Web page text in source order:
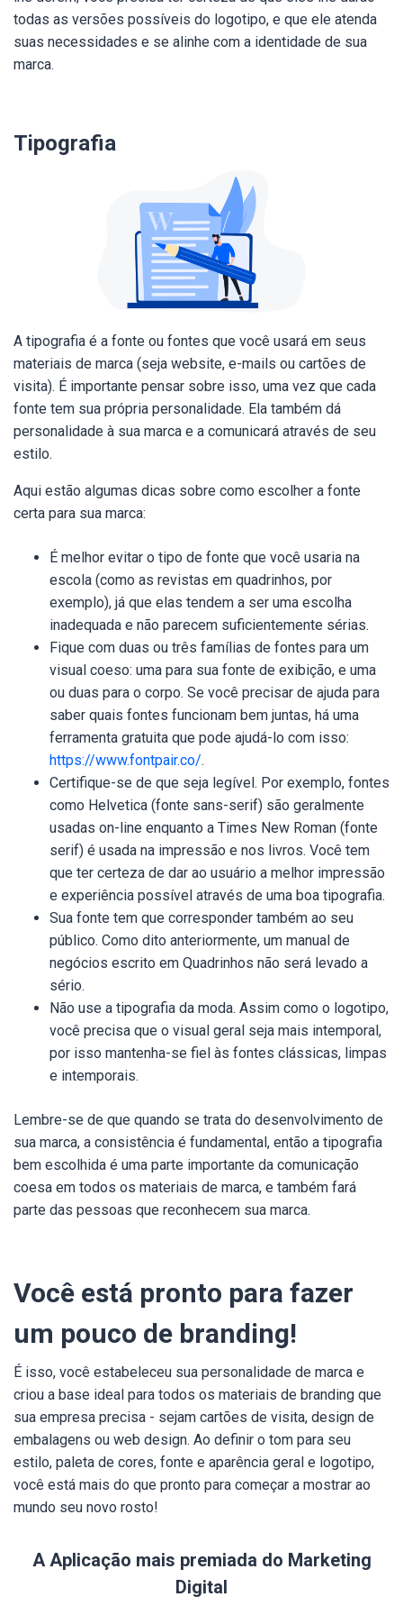
todas as versões possíveis do logotipo, e que ele atenda
suas necessidades e se alinhe com a identidade de sua
marca.
Tipografia
A tipografia é a fonte ou fontes que você usará em seus
materiais de marca (seja website, e-mails ou cartões de
visita). É importante pensar sobre isso, uma vez que cada
fonte tem sua própria personalidade. Ela também dá
personalidade à sua marca e a comunicará através de seu
estilo.
Aqui estão algumas dicas sobre como escolher a fonte
certa para sua marca:
É melhor evitar o tipo de fonte que você usaria na
escola (como as revistas em quadrinhos, por
exemplo), já que elas tendem a ser uma escolha
inadequada e não parecem suficientemente sérias.
Fique com duas ou três famílias de fontes para um
visual coeso: uma para sua fonte de exibição, e uma
ou duas para o corpo. Se você precisar de ajuda para
saber quais fontes funcionam bem juntas, há uma
ferramenta gratuita que pode ajudá-lo com isso:
https://www.fontpair.co/.
Certifique-se de que seja legível. Por exemplo, fontes
como Helvetica (fonte sans-serif) são geralmente
usadas on-line enquanto a Times New Roman (fonte
serif) é usada na impressão e nos livros. Você tem
que ter certeza de dar ao usuário a melhor impressão
e experiência possível através de uma boa tipografia.
Sua fonte tem que corresponder também ao seu
público. Como dito anteriormente, um manual de
negócios escrito em Quadrinhos não será levado a
sério.
Não use a tipografia da moda. Assim como o logotipo,
você precisa que o visual geral seja mais intemporal,
por isso mantenha-se fiel às fontes clássicas, limpas
e intemporais.
Lembre-se de que quando se trata do desenvolvimento de
sua marca, a consistência é fundamental, então a tipografia
bem escolhida é uma parte importante da comunicação
coesa em todos os materiais de marca, e também fará
parte das pessoas que reconhecem sua marca.
Você está pronto para fazer
um pouco de branding!
É isso, você estabeleceu sua personalidade de marca e
criou a base ideal para todos os materiais de branding que
sua empresa precisa - sejam cartões de visita, design de
embalagens ou web design. Ao definir o tom para seu
estilo, paleta de cores, fonte e aparência geral e logotipo,
você está mais do que pronto para começar a mostrar ao
mundo seu novo rosto!
A Aplicação mais premiada do Marketing
Digital